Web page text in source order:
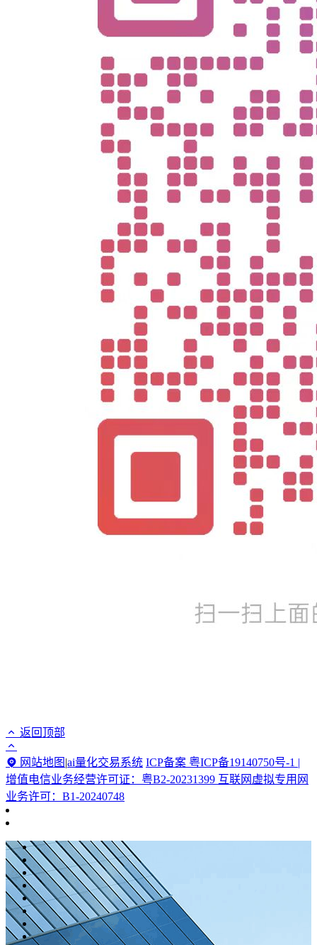
返回顶部
网站地图 |ai量化交易系统 ICP备案 粤ICP备19140750号-1 |
增值电信业务经营许可证：粤B2-20231399 互联网虚拟专用网
业务许可：B1-20240748